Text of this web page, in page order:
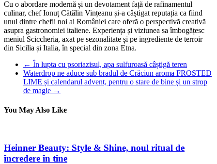
Cu o abordare modernă și un devotament față de rafinamentul
culinar, chef Ionuț Cătălin Vințeanu și-a câștigat reputația ca fiind
unul dintre chefii noi ai României care oferă o perspectivă creativă
asupra gastronomiei italiene. Experiența și viziunea sa îmbogățesc
meniul Sciccheria, axat pe sezonalitate și pe ingrediente de terroir
din Sicilia și Italia, în special din zona Etna.
← În lupta cu psoriazisul, apa sulfuroasă câștigă teren
Waterdrop ne aduce sub bradul de Crăciun aroma FROSTED
LIME și calendarul advent, pentru o stare de bine și un strop
de magie →
You May Also Like
Heinner Beauty: Style & Shine, noul ritual de
încredere în tine